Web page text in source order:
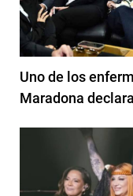
Uno de los
Maradona